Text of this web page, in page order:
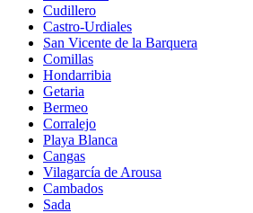
Cudillero
Castro-Urdiales
San Vicente de la Barquera
Comillas
Hondarribia
Getaria
Bermeo
Corralejo
Playa Blanca
Cangas
Vilagarcía de Arousa
Cambados
Sada